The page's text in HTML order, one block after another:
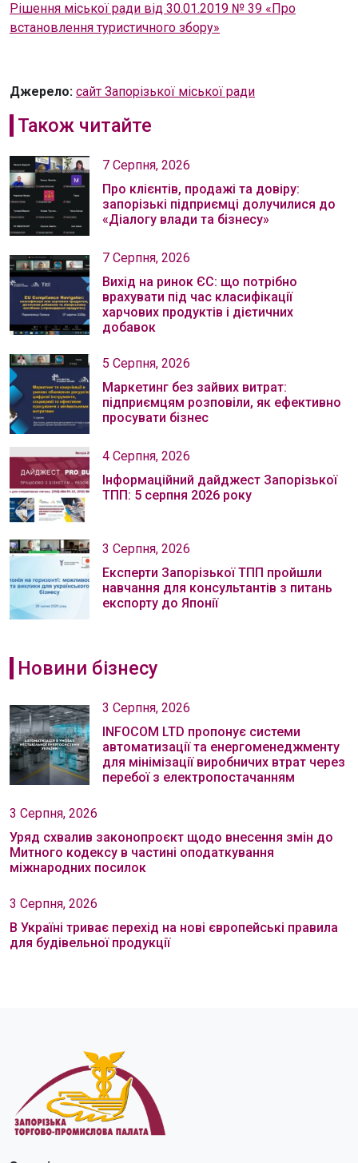
Рішення міської ради від 30.01.2019 № 39 «Про
встановлення туристичного збору»
Джерело: сайт Запорізької міської ради
Також читайте
7 Серпня, 2026
Про клієнтів, продажі та довіру:
запорізькі підприємці долучилися до
«Діалогу влади та бізнесу»
7 Серпня, 2026
Вихід на ринок ЄС: що потрібно
врахувати під час класифікації
харчових продуктів і дієтичних
добавок
5 Серпня, 2026
Маркетинг без зайвих витрат:
підприємцям розповіли, як ефективно
просувати бізнес
4 Серпня, 2026
Інформаційний дайджест Запорізької
ТПП: 5 серпня 2026 року
3 Серпня, 2026
Експерти Запорізької ТПП пройшли
навчання для консультантів з питань
експорту до Японії
Новини бізнесу
3 Серпня, 2026
INFOCOM LTD пропонує системи
автоматизації та енергоменеджменту
для мінімізації виробничих втрат через
перебої з електропостачанням
3 Серпня, 2026
Уряд схвалив законопроєкт щодо внесення змін до
Митного кодексу в частині оподаткування
міжнародних посилок
3 Серпня, 2026
В Україні триває перехід на нові європейські правила
для будівельної продукції